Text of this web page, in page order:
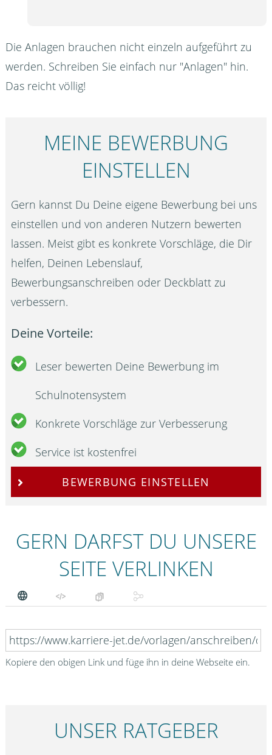
Die Anlagen brauchen nicht einzeln aufgeführt zu
werden. Schreiben Sie einfach nur "Anlagen" hin.
Das reicht völlig!
MEINE BEWERBUNG
EINSTELLEN
Gern kannst Du Deine eigene Bewerbung bei uns
einstellen und von anderen Nutzern bewerten
lassen. Meist gibt es konkrete Vorschläge, die Dir
helfen, Deinen Lebenslauf,
Bewerbungsanschreiben oder Deckblatt zu
verbessern.
Deine Vorteile:
Leser bewerten Deine Bewerbung im
Schulnotensystem
Konkrete Vorschläge zur Verbesserung
Service ist kostenfrei
BEWERBUNG EINSTELLEN
GERN DARFST DU UNSERE
SEITE VERLINKEN
Kopiere den obigen Link und füge ihn in deine Webseite ein.
UNSER RATGEBER